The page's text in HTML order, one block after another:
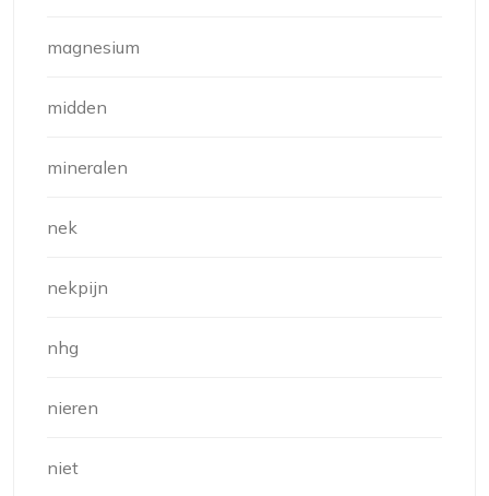
magnesium
midden
mineralen
nek
nekpijn
nhg
nieren
niet